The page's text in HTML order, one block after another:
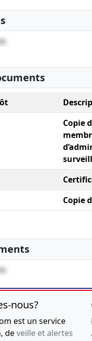
Copie
Copie
nous?
est un service
deveille et alertes